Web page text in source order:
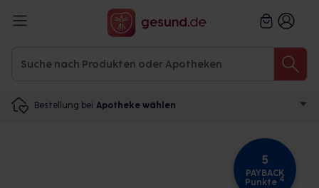
Bestellung bei Apotheke wählen
5
PAYBACK
Punkte 4